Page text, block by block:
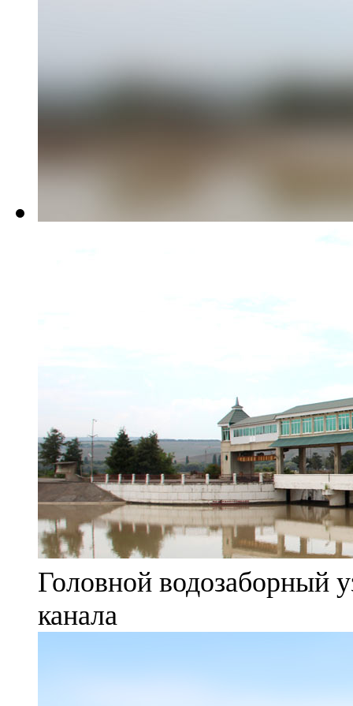
Головной водозаборный
канала